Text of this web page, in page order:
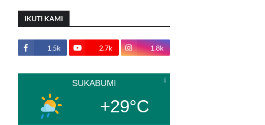
IKUTI KAMI
1.5k 2.7k 1.8k
SUKABUMI
+29°C